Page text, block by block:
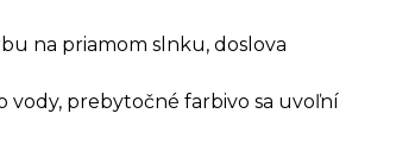
na priamom slnku, doslova
vody, prebytočné farbivo sa uvoľní